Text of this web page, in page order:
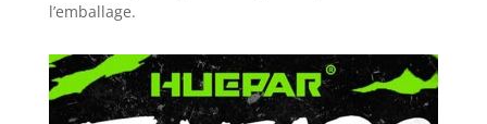
l’emballage.